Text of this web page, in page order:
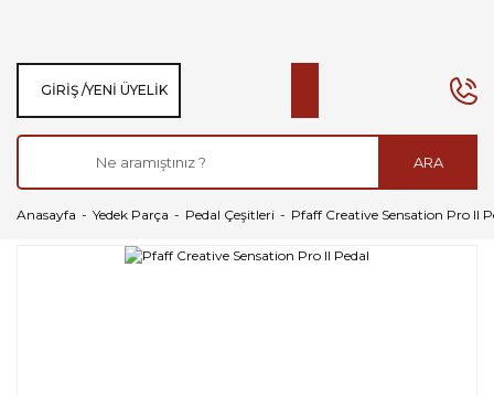
ARA
GIRIŞ /YENI ÜYELIK
Anasayfa Yedek Parça Pedal Çeşitleri Pfaff Creative Sensation Pro II